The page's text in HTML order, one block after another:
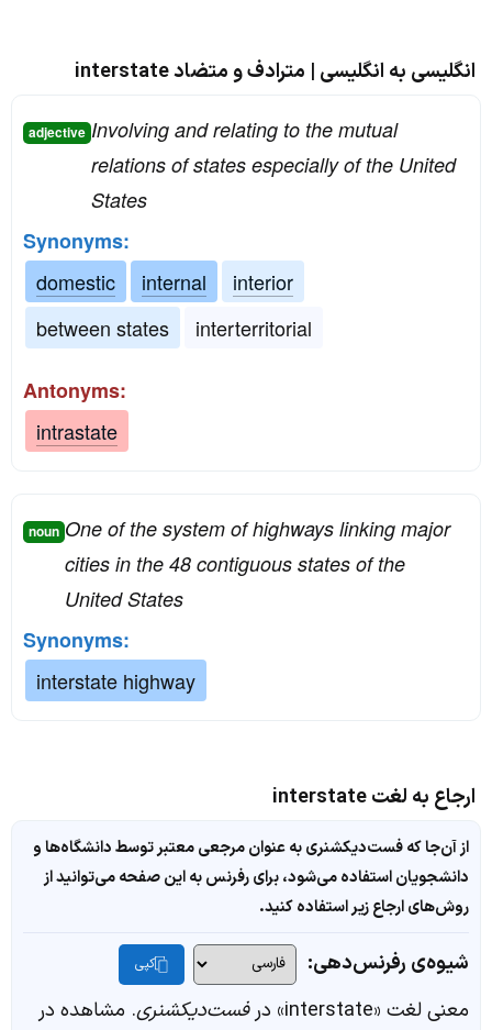
انگلیسی به انگلیسی | مترادف و متضاد interstate
adjective Involving and relating to the mutual
relations of states especially of the United
States
Synonyms:
domestic
internal
interior
between states
interterritorial
Antonyms:
intrastate
noun One of the system of highways linking major
cities in the 48 contiguous states of the
United States
Synonyms:
interstate highway
ارجاع به لغت interstate
از آن‌جا که فست‌دیکشنری به عنوان مرجعی معتبر توسط دانشگاه‌ها و
دانشجویان استفاده می‌شود، برای رفرنس به این صفحه می‌توانید از
روش‌های ارجاع زیر استفاده کنید.
شیوه‌ی رفرنس‌دهی: کپی
معنی لغت «interstate» در فست‌دیکشنری. مشاهده در